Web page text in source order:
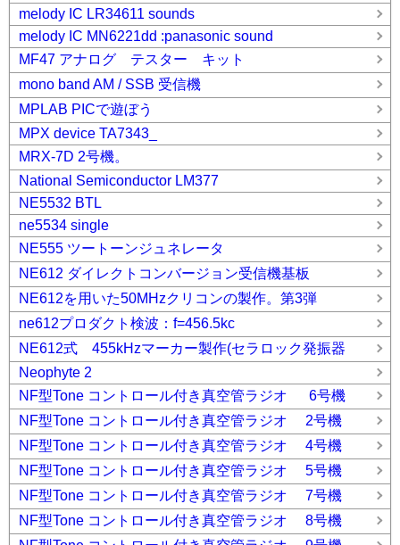
melody IC LR34611 sounds
melody IC MN6221dd :panasonic sound
MF47 アナログ テスター キット
mono band AM / SSB 受信機
MPLAB PICで遊ぼう
MPX device TA7343_
MRX-7D 2号機。
National Semiconductor LM377
NE5532 BTL
ne5534 single
NE555 ツートーンジュネレータ
NE612 ダイレクトコンバージョン受信機基板
NE612を用いた50MHzクリコンの製作。第3弾
ne612プロダクト検波：f=456.5kc
NE612式 455kHzマーカー製作(セラロック発振器
Neophyte 2
NF型Tone コントロール付き真空管ラジオ 6号機
NF型Tone コントロール付き真空管ラジオ 2号機
NF型Tone コントロール付き真空管ラジオ 4号機
NF型Tone コントロール付き真空管ラジオ 5号機
NF型Tone コントロール付き真空管ラジオ 7号機
NF型Tone コントロール付き真空管ラジオ 8号機